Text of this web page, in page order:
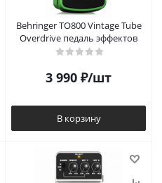
Behringer TO800 Vintage Tube
Overdrive педаль эффектов
3 990 ₽/шт
В корзину